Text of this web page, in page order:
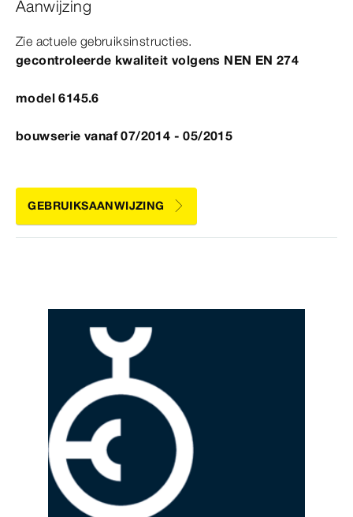
Aanwijzing
Zie actuele gebruiksinstructies.
gecontroleerde kwaliteit volgens NEN EN 274
model 6145.6
bouwserie vanaf 07/2014 - 05/2015
GEBRUIKSAANWIJZING